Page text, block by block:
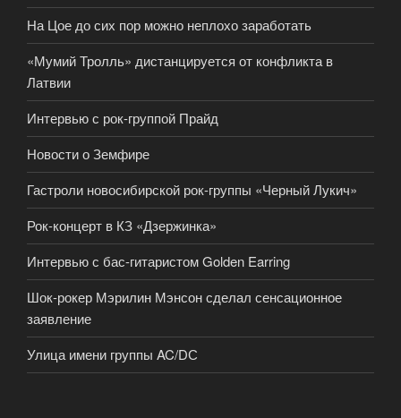
На Цое до сих пор можно неплохо заработать
«Мумий Тролль» дистанцируется от конфликта в
Латвии
Интервью с рок-группой Прайд
Новости о Земфире
Гастроли новосибирской рок-группы «Черный Лукич»
Рок-концерт в КЗ «Дзержинка»
Интервью с бас-гитаристом Golden Earring
Шок-рокер Мэрилин Мэнсон сделал сенсационное
заявление
Улица имени группы AC/DС